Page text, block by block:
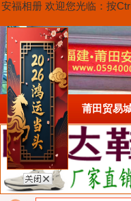
安福相册 欢迎您光临：按
首页 莆田贸易